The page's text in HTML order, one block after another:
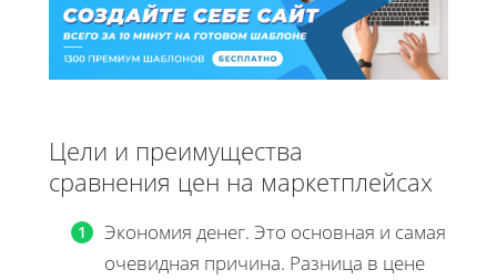
Цели и преимущества
сравнения цен на маркетплейсах
Экономия денег. Это основная и самая
очевидная причина. Разница в цене